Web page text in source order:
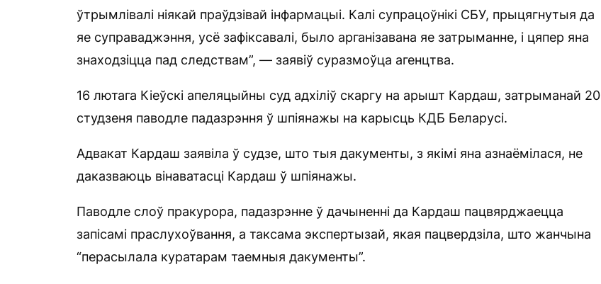
ўтрымлівалі ніякай праўдзівай інфармацыі. Калі супрацоўнікі СБУ, прыцягнутыя да
яе суправаджэння, усё зафіксавалі, было арганізавана яе затрыманне, і цяпер яна
знаходзіцца пад следствам”, — заявіў суразмоўца агенцтва.
16 лютага Кіеўскі апеляцыйны суд адхіліў скаргу на арышт Кардаш, затрыманай 20
студзеня паводле падазрэння ў шпіянажы на карысць КДБ Беларусі.
Адвакат Кардаш заявіла ў судзе, што тыя дакументы, з якімі яна азнаёмілася, не
даказваюць вінаватасці Кардаш ў шпіянажы.
Паводле слоў пракурора, падазрэнне ў дачыненні да Кардаш пацвярджаецца
запісамі праслухоўвання, а таксама экспертызай, якая пацвердзіла, што жанчына
“перасылала куратарам таемныя дакументы”.